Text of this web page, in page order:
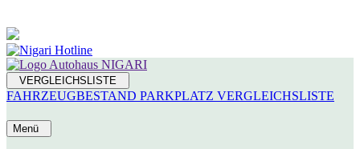
VERGLEICHSLISTE
FAHRZEUGBESTAND PARKPLATZ VERGLEICHSLISTE
Menü